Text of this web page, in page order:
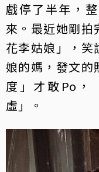
戲停了半年，
來。最近她剛拍
花李姑娘」，笑
娘的媽，發文的
度」才敢Po，
虛」。